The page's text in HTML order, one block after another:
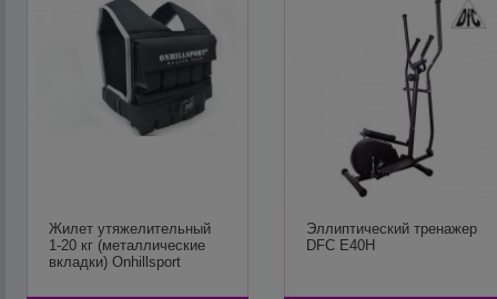
Жилет утяжелительный
1-20 кг (металлические
вкладки) Onhillsport
Эллиптический тренажер
DFC E40H